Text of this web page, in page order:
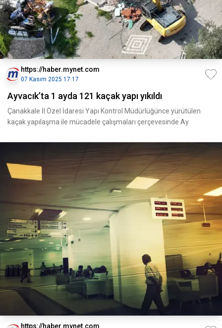
https://haber.mynet.com
07 Kasım 2025 17:17
Ayvacık’ta 1 ayda 121 kaçak yapı yıkıldı
Çanakkale İl Özel İdaresi Yapı Kontrol Müdürlüğünce yürütülen
kaçak yapılaşma ile mücadele çalışmaları çerçevesinde Ay
https://haber.mynet.com